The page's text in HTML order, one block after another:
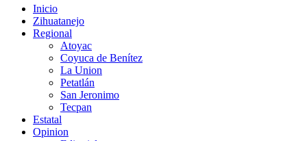
Inicio
Zihuatanejo
Regional
Atoyac
Coyuca de Benítez
La Union
Petatlán
San Jeronimo
Tecpan
Estatal
Opinion